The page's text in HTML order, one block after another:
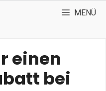
MENÜ
einen
bei